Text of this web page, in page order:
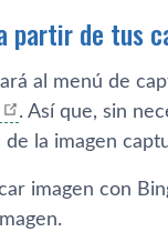
partir de tus
al menú de
. Así que, sin
la imagen
imagen con